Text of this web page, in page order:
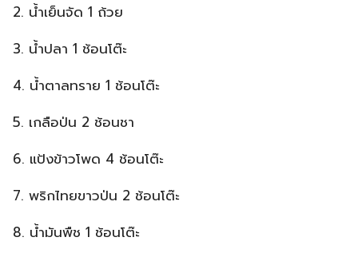
2. น้ำเย็นจัด 1 ถ้วย
3. น้ำปลา 1 ช้อนโต๊ะ
4. น้ำตาลทราย 1 ช้อนโต๊ะ
5. เกลือป่น 2 ช้อนชา
6. แป้งข้าวโพด 4 ช้อนโต๊ะ
7. พริกไทยขาวป่น 2 ช้อนโต๊ะ
8. น้ำมันพืช 1 ช้อนโต๊ะ